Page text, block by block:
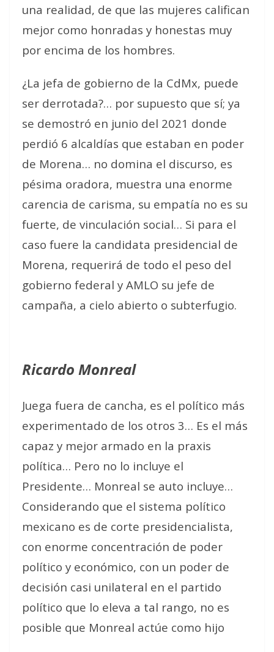
una realidad, de que las mujeres califican
mejor como honradas y honestas muy
por encima de los hombres.
¿La jefa de gobierno de la CdMx, puede
ser derrotada?… por supuesto que sí; ya
se demostró en junio del 2021 donde
perdió 6 alcaldías que estaban en poder
de Morena… no domina el discurso, es
pésima oradora, muestra una enorme
carencia de carisma, su empatía no es su
fuerte, de vinculación social… Si para el
caso fuere la candidata presidencial de
Morena, requerirá de todo el peso del
gobierno federal y AMLO su jefe de
campaña, a cielo abierto o subterfugio.
Ricardo Monreal
Juega fuera de cancha, es el político más
experimentado de los otros 3… Es el más
capaz y mejor armado en la praxis
política… Pero no lo incluye el
Presidente… Monreal se auto incluye…
Considerando que el sistema político
mexicano es de corte presidencialista,
con enorme concentración de poder
político y económico, con un poder de
decisión casi unilateral en el partido
político que lo eleva a tal rango, no es
posible que Monreal actúe como hijo